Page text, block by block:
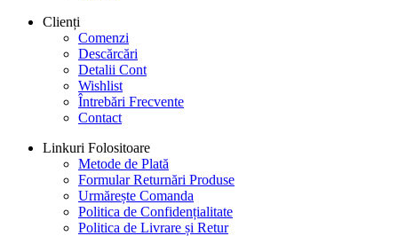
Clienți
Comenzi
Descărcări
Detalii Cont
Wishlist
Întrebări Frecvente
Contact
Linkuri Folositoare
Metode de Plată
Formular Returnări Produse
Urmărește Comanda
Politica de Confidențialitate
Politica de Livrare și Retur